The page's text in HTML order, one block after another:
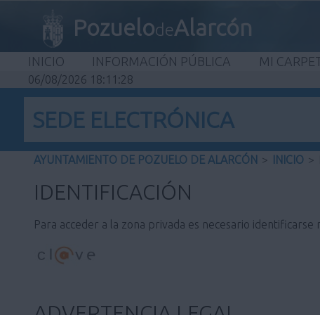
PozuelodeAlarcón
INICIO INFORMACIÓN PÚBLICA MI
06/08/2026 18:11:28
SEDE ELECTRÓNICA
AYUNTAMIENTO DE POZUELO DE ALARCÓN > INICIO >
IDENTIFICACIÓN
Para acceder a la zona privada es necesario